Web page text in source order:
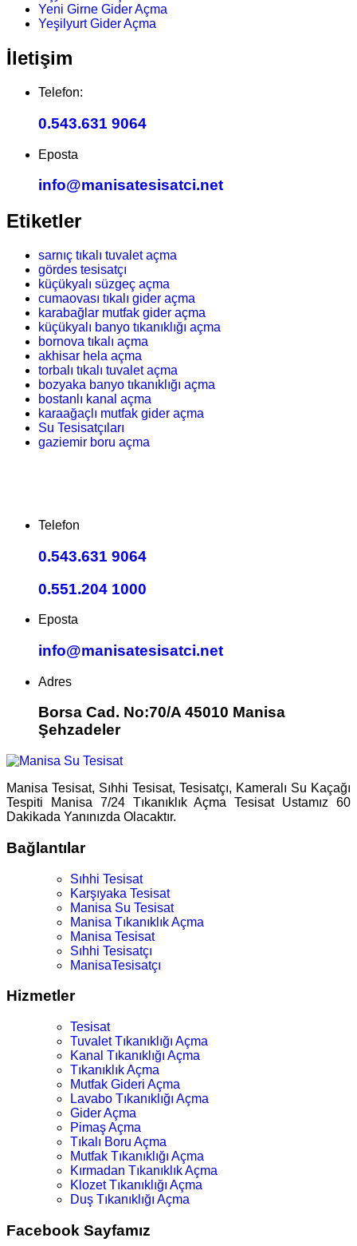
Yeni Girne Gider Açma
Yeşilyurt Gider Açma
İletişim
Telefon:
0.543.631 9064
Eposta
info@manisatesisatci.net
Etiketler
sarnıç tıkalı tuvalet açma
gördes tesisatçı
küçükyalı süzgeç açma
cumaovası tıkalı gider açma
karabağlar mutfak gider açma
küçükyalı banyo tıkanıklığı açma
bornova tıkalı açma
akhisar hela açma
torbalı tıkalı tuvalet açma
bozyaka banyo tıkanıklığı açma
bostanlı kanal açma
karaağaçlı mutfak gider açma
Su Tesisatçıları
gaziemir boru açma
Telefon
0.543.631 9064
0.551.204 1000
Eposta
info@manisatesisatci.net
Adres
Borsa Cad. No:70/A 45010 Manisa
Şehzadeler
Manisa Tesisat, Sıhhi Tesisat, Tesisatçı, Kameralı Su Kaçağı
Tespiti Manisa 7/24 Tıkanıklık Açma Tesisat Ustamız 60
Dakikada Yanınızda Olacaktır.
Bağlantılar
Sıhhi Tesisat
Karşıyaka Tesisat
Manisa Su Tesisat
Manisa Tıkanıklık Açma
Manisa Tesisat
Sıhhi Tesisatçı
ManisaTesisatçı
Hizmetler
Tesisat
Tuvalet Tıkanıklığı Açma
Kanal Tıkanıklığı Açma
Tıkanıklık Açma
Mutfak Gideri Açma
Lavabo Tıkanıklığı Açma
Gider Açma
Pimaş Açma
Tıkalı Boru Açma
Mutfak Tıkanıklığı Açma
Kırmadan Tıkanıklık Açma
Klozet Tıkanıklığı Açma
Duş Tıkanıklığı Açma
Facebook Sayfamız